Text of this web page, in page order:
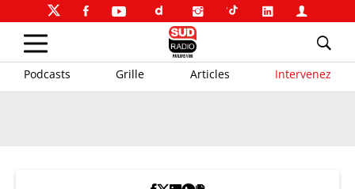
Podcasts Grille Articles Intervenez